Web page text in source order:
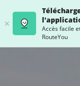
Accès facile
RouteYou